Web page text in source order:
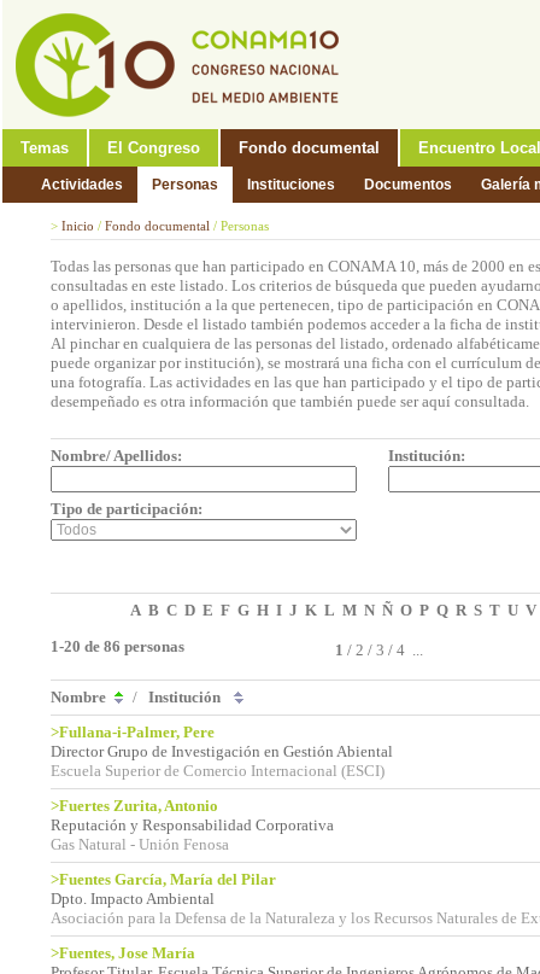
Temas El Congreso Fondo documental Encuentro Local
Actividades Personas Instituciones Documentos Galería
> Inicio / Fondo documental / Personas
Todas las personas que han participado en CONAMA 10, más de 2000 en
consultadas en este listado. Los criterios de búsqueda que pueden
o apellidos, institución a la que pertenecen, tipo de participación en
intervinieron. Desde el listado también podemos acceder a la ficha de
Al pinchar en cualquiera de las personas del listado, ordenado
puede organizar por institución), se mostrará una ficha con el currículum
una fotografía. Las actividades en las que han participado y el tipo de
desempeñado es otra información que también puede ser aquí consultada.
Nombre/ Apellidos: Institución:
Tipo de participación:
A B C D E F G H I J K L M N Ñ O P Q R S T U V
1-20 de 86 personas
1 / 2 / 3 / 4 ...
Nombre / Institución
>Fullana-i-Palmer, Pere
Director Grupo de Investigación en Gestión Abiental
Escuela Superior de Comercio Internacional (ESCI)
>Fuertes Zurita, Antonio
Reputación y Responsabilidad Corporativa
Gas Natural - Unión Fenosa
>Fuentes García, María del Pilar
Dpto. Impacto Ambiental
Asociación para la Defensa de la Naturaleza y los Recursos Naturales de
>Fuentes, Jose María